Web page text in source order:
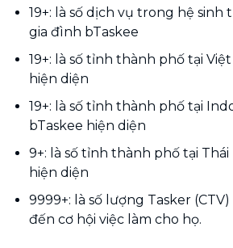
19+: là số dịch vụ trong hệ sinh
gia đình bTaskee
19+: là số tỉnh thành phố tại
hiện diện
19+: là số tỉnh thành phố tại
bTaskee hiện diện
9+: là số tỉnh thành phố tại Thái
hiện diện
9999+: là số lượng Tasker
đến cơ hội việc làm cho họ.